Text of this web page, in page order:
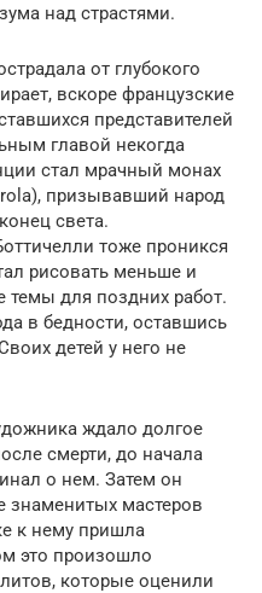
над страстями.
от глубокого
вскоре французские
представителей
главой некогда
стал мрачный монах
призывавший народ
света.
тоже проникся
рисовать меньше и
темы для поздних работ.
в бедности, оставшись
детей у него не
ждало долгое
смерти, до начала
о нем. Затем он
знаменитых мастеров
к нему пришла
это произошло
которые оценили